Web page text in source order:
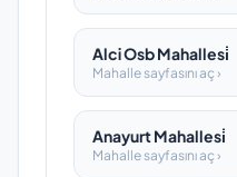
Alci Osb Mahallesi̇
Mahalle sayfasını aç ›
Anayurt Mahallesi̇
Mahalle sayfasını aç ›